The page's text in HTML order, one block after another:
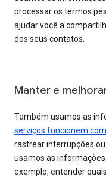
processar os termos
ajudar você a
dos seus contatos.
Manter e
Também usamos as
serviços funcionem
rastrear interrupções
usamos as
exemplo, entender